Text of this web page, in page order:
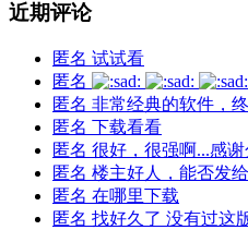
近期评论
匿名 试试看
匿名
匿名 非常经典的软件，
匿名 下载看看
匿名 很好，很强啊...感谢
匿名 楼主好人，能否发
匿名 在哪里下载
匿名 找好久了 没有过这